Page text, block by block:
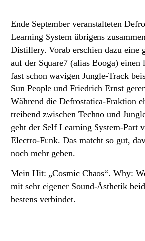
Ende September veranstalteten
Learning System übrigens
Distillery. Vorab erschien dazu eine
auf der Square7 (alias Booga) einen
fast schon wavigen Jungle-Track
Sun People und Friedrich Ernst
Während die Defrostatica-Fraktion
treibend zwischen Techno und
geht der Self Learning System-Part
Electro-Funk. Das matcht so gut,
noch mehr geben.
Mein Hit: „Cosmic Chaos“. Why:
mit sehr eigener Sound-Ästhetik
bestens verbindet.